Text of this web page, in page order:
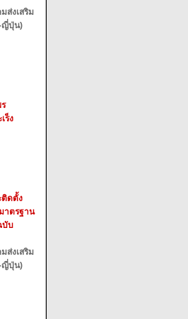
ส่งเสริม
ญี่ปุ่น)
ร็ง
ติดตั้ง
าตรฐาน
บับ
ส่งเสริม
ญี่ปุ่น)